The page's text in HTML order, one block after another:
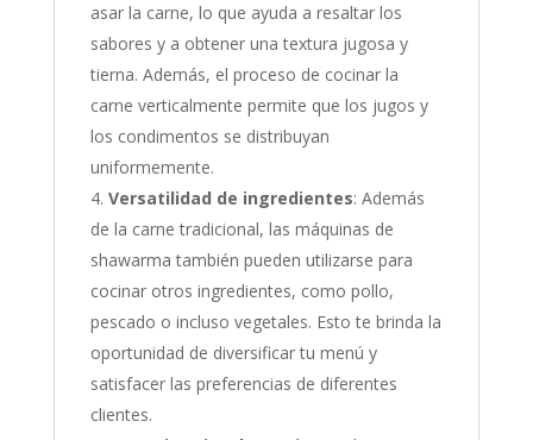
asar la carne, lo que ayuda a resaltar los
sabores y a obtener una textura jugosa y
tierna. Además, el proceso de cocinar la
carne verticalmente permite que los jugos y
los condimentos se distribuyan
uniformemente.
Versatilidad de ingredientes: Además
de la carne tradicional, las máquinas de
shawarma también pueden utilizarse para
cocinar otros ingredientes, como pollo,
pescado o incluso vegetales. Esto te brinda la
oportunidad de diversificar tu menú y
satisfacer las preferencias de diferentes
clientes.